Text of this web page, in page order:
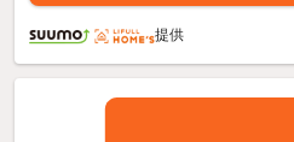
提供